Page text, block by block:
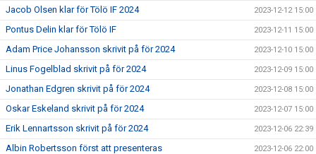
Jacob Olsen klar för Tölö IF 2024 2023-12-12 15:00
Pontus Delin klar för Tölö IF 2023-12-11 15:00
Adam Price Johansson skrivit på för 2024 2023-12-10 15:00
Linus Fogelblad skrivit på för 2024 2023-12-09 15:00
Jonathan Edgren skrivit på för 2024 2023-12-08 15:00
Oskar Eskeland skrivit på för 2024 2023-12-07 15:00
Erik Lennartsson skrivit på för 2024 2023-12-06 22:39
Albin Robertsson först att presenteras 2023-12-06 22:00